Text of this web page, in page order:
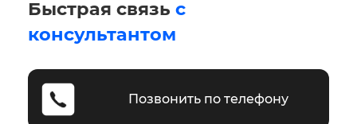
Быстрая связь с
консультантом
Позвонить по телефону